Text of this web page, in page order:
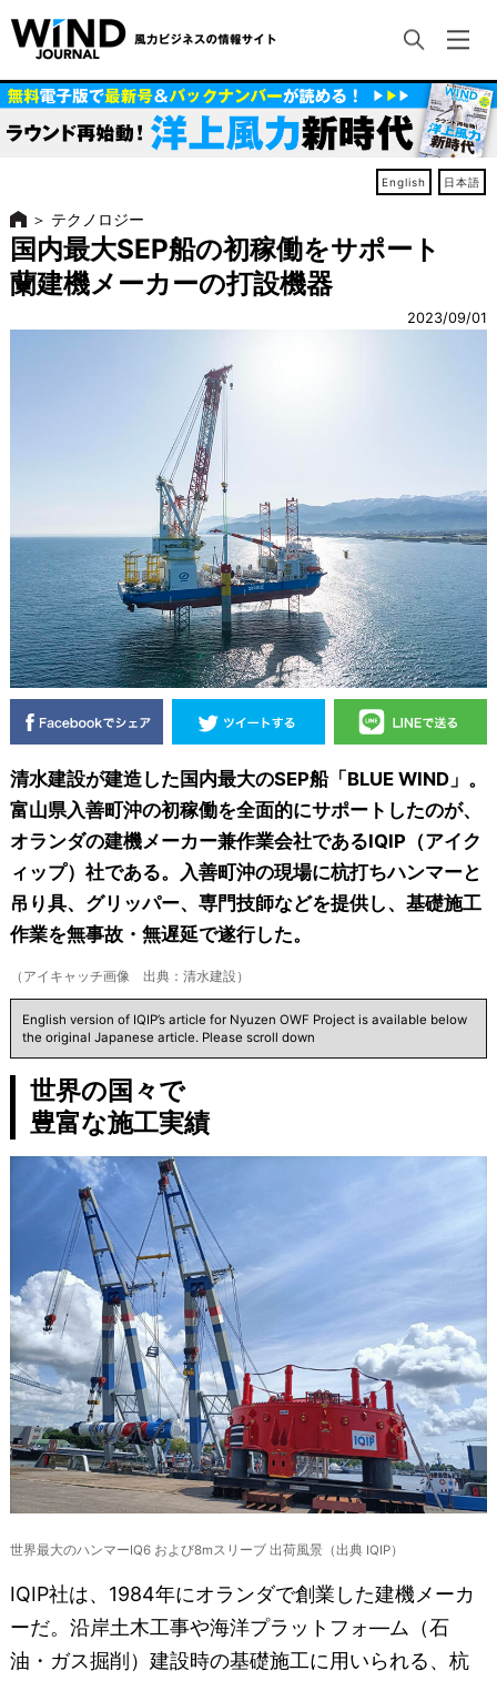
English 日本語
＞ テクノロジー
国内最大SEP船の初稼働をサポート
蘭建機メーカーの打設機器
2023/09/01
清水建設が建造した国内最大のSEP船「BLUE WIND」。
富山県入善町沖の初稼働を全面的にサポートしたのが、
オランダの建機メーカー兼作業会社であるIQIP（アイク
ィップ）社である。入善町沖の現場に杭打ちハンマーと
吊り具、グリッパー、専門技師などを提供し、基礎施工
作業を無事故・無遅延で遂行した。
（アイキャッチ画像 出典：清水建設）
English version of IQIP’s article for Nyuzen OWF Project is available below
the original Japanese article. Please scroll down
世界の国々で
豊富な施工実績
世界最大のハンマーIQ6 および8mスリーブ 出荷風景（出典 IQIP）
IQIP社は、1984年にオランダで創業した建機メーカ
ーだ。沿岸土木工事や海洋プラットフォ―ム（石
油・ガス掘削）建設時の基礎施工に用いられる、杭